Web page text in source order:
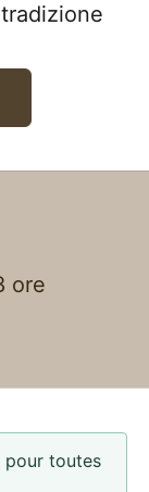
ore
pour toutes